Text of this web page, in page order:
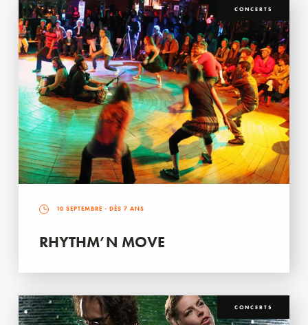
CONCERTS
10 SEPTEMBRE - DÈS 7 ANS
RHYTHM’N MOVE
CONCERTS